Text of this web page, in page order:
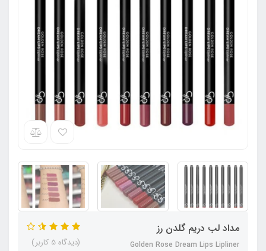
مداد لب دریم گلدن رز
Golden Rose Dream Lips Lipliner (دیدگاه 5 کاربر)